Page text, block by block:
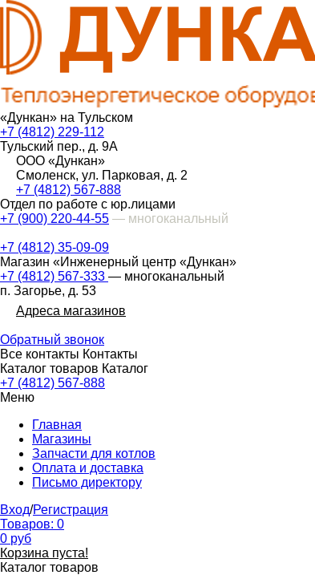
«Дункан» на Тульском
+7 (4812) 229-112
Тульский пер., д. 9А
ООО «Дункан»
Смоленск, ул. Парковая, д. 2
+7 (4812) 567-888
Отдел по работе с юр.лицами
+7 (900) 220-44-55 — многоканальный
+7 (4812) 35-09-09
Магазин «Инженерный центр «Дункан»
+7 (4812) 567-333 — многоканальный
п. Загорье, д. 53
Адреса магазинов
Обратный звонок
Все контакты Контакты
Каталог товаров Каталог
+7 (4812) 567-888
Меню
Главная
Магазины
Запчасти для котлов
Оплата и доставка
Письмо директору
Вход/Регистрация
Товаров: 0
0 руб
Корзина пуста!
Каталог товаров